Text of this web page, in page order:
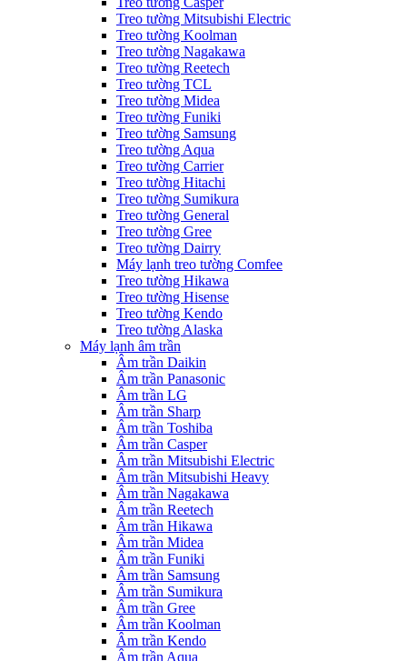
Treo tường Mitsubishi Electric
Treo tường Koolman
Treo tường Nagakawa
Treo tường Reetech
Treo tường TCL
Treo tường Midea
Treo tường Funiki
Treo tường Samsung
Treo tường Aqua
Treo tường Carrier
Treo tường Hitachi
Treo tường Sumikura
Treo tường General
Treo tường Gree
Treo tường Dairry
Máy lạnh treo tường Comfee
Treo tường Hikawa
Treo tường Hisense
Treo tường Kendo
Treo tường Alaska
Máy lạnh âm trần
Âm trần Daikin
Âm trần Panasonic
Âm trần LG
Âm trần Sharp
Âm trần Toshiba
Âm trần Casper
Âm trần Mitsubishi Electric
Âm trần Mitsubishi Heavy
Âm trần Nagakawa
Âm trần Reetech
Âm trần Hikawa
Âm trần Midea
Âm trần Funiki
Âm trần Samsung
Âm trần Sumikura
Âm trần Gree
Âm trần Koolman
Âm trần Kendo
Âm trần Aqua